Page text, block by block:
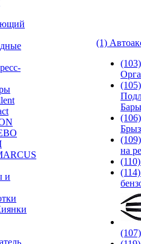
и
(1)
(105)
Бары
(106)
на